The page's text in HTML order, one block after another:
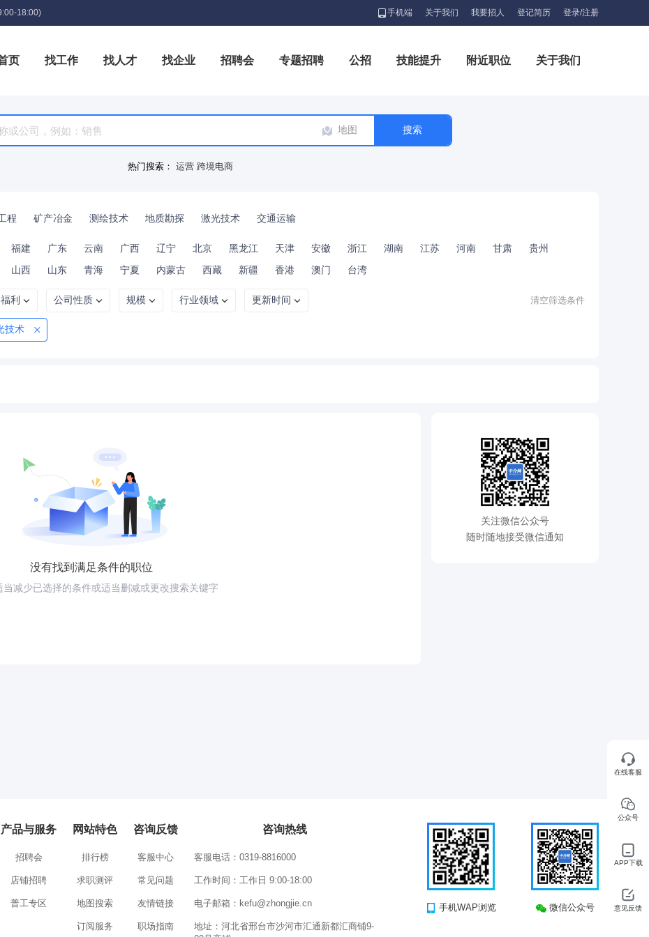
18:00) 手机端 关于我们 我要招人 登记简历 登录/注册
页 找工作 找人才 找企业 招聘会 专题招聘 公招 技能提升 附近职位 关于我们
具箱 地图
热门搜索： 运营 跨境电商
程 矿产冶金 测绘技术 地质勘探 激光技术 交通运输
福建 广东 云南 广西 辽宁 北京 黑龙江 天津 安徽 浙江 湖南 江苏 河南 甘肃
贵州
山西 山东 青海 宁夏 内蒙古 西藏 新疆 香港 澳门 台湾
福利 公司性质 规模 行业领域 更新时间
技术
清空筛选条件
没有找到满足条件的职位
当减少已选择的条件或适当删减或更改搜索关键字
关注微信公众号
随时随地接受微信通知
产品与服务
招聘会
店铺招聘
普工专区
网站特色
排行榜
求职测评
地图搜索
订阅服务
咨询反馈
客服中心
常见问题
友情链接
职场指南
咨询热线
客服电话：0319-8816000
工作时间：工作日 9:00-18:00
电子邮箱： kefu@zhongjie.cn
地址：河北省邢台市沙河市汇通新都汇商铺9-
手机WAP浏览 微信公众号
在线客服
公众号
APP下载
意见反馈